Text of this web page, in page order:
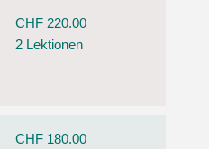
CHF 220.00
2 Lektionen
CHF 180.00